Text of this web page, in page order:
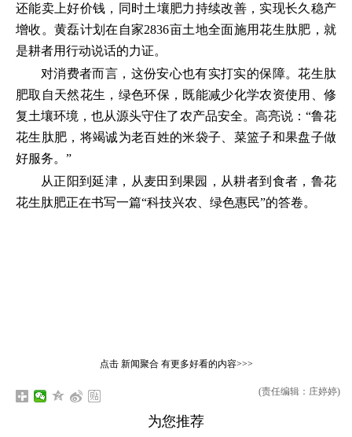
还能卖上好价钱，同时土壤肥力持续改善，实现长久稳产
增收。黄磊计划在自家2836亩土地全面施用花生肽肥，就
是耕者用行动说话的力证。
对消费者而言，这份安心也有实打实的保障。花生肽
肥取自天然花生，绿色环保，既能减少化学农资使用、修
复土壤环境，也从源头守住了农产品安全。高亮说：“鲁花
花生肽肥，将竭诚为老百姓的米袋子、菜篮子和果盘子做
好服务。”
从正阳到延津，从麦田到果园，从耕者到食者，鲁花
花生肽肥正在书写一篇“科技兴农、绿色惠民”的答卷。
点击 新闻聚合有更多好看的内容>>>
(责任编辑：庄婷婷)
为您推荐